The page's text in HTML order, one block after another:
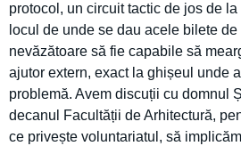
protocol, un circuit tactic de jos de
locul de unde se dau acele bilete
nevăzătoare să fie capabile să
ajutor extern, exact la ghișeul unde
problemă. Avem discuții cu domnul
decanul Facultății de Arhitectură,
ce privește voluntariatul, să